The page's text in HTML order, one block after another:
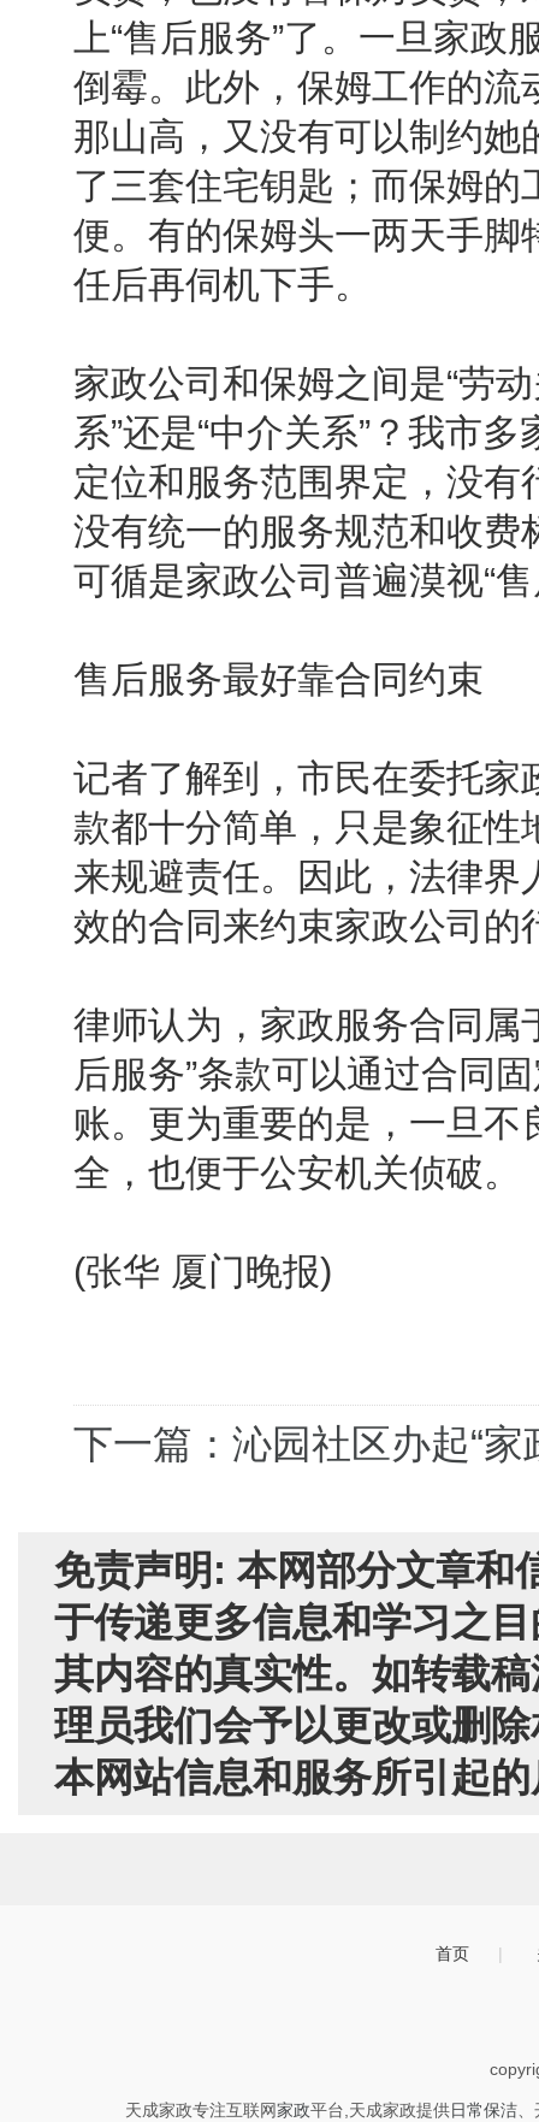
上“售后服务”了。一旦家政
倒霉。此外，保姆工作的
那山高，又没有可以制约
了三套住宅钥匙；而保姆
便。有的保姆头一两天手
任后再伺机下手。
家政公司和保姆之间是“劳
系”还是“中介关系”？我市
定位和服务范围界定，没
没有统一的服务规范和收
可循是家政公司普遍漠视“
售后服务最好靠合同约束
记者了解到，市民在委托
款都十分简单，只是象征
来规避责任。因此，法律
效的合同来约束家政公司的
律师认为，家政服务合同属
后服务”条款可以通过合同
账。更为重要的是，一旦
全，也便于公安机关侦破。
(张华 厦门晚报)
下一篇：沁园社区办起“家
免责声明: 本网部分文章和
于传递更多信息和学习之
其内容的真实性。如转载
理员我们会予以更改或删
本网站信息和服务所引起
首页 |
天成家政专注互联网家政平台,天成家政提供日常保洁、